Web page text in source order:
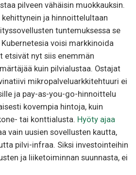
pilveen vähäisin muokkauksin.
ja hinnoittelultaan
tuntemuksessa se
voisi markkinoida
etsivät nyt siis enemmän
kuin pilvialustaa. Ostajat
mikropalveluarkkitehtuuri ei
ja pay-as-you-go-hinnoittelu
kovempia hintoja, kuin
tai konttialusta. Hyöty ajaa
vain uusien sovellusten kautta,
pilvi-infraa. Siksi investointeihin
ja liiketoiminnan suunnasta, ei